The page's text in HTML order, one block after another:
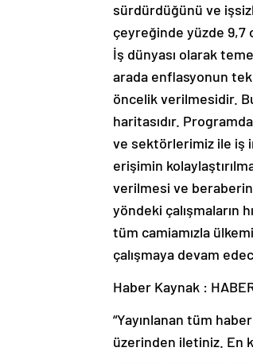
sürdürdüğünü ve
çeyreğinde yüzde 9,7
İş dünyası olarak
arada enflasyonun
öncelik verilmesidir.
haritasıdır.
ve sektörlerimiz ile iş
erişimin
verilmesi ve
yöndeki çalışmaların
tüm camiamızla
çalışmaya devam
Haber Kaynak :
“Yayınlanan tüm
üzerinden iletiniz. En